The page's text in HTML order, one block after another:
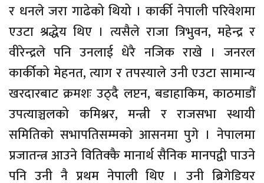
र धनले जरा गाढेको थियो । कार्की नेपाली परिवेशमा
एउटा श्रद्धेय थिए । त्यसैले राजा त्रिभुवन, महेन्द्र र
वीरेन्द्रले पनि उनलाई धेरै नजिक राखे । जनरल
कार्कीको मेहनत, त्याग र तपस्याले उनी एउटा सामान्य
खरदारबाट क्रमशः उठ्दै लप्टन, बडाहाकिम, काठमाडौं
उपत्याञ्चलको कमिश्नर, मन्त्री र राजसभा स्थायी
समितिको सभापतिसम्मको आसनमा पुगे । नेपालमा
प्रजातन्त्र आउने वितिक्कै मानार्थ सैनिक मानपद्वी पाउने
पनि उनी नै प्रथम नेपाली थिए । उनी ब्रिगेडियर